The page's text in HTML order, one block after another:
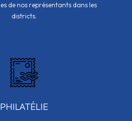
de nos représentants dans les
districts.
PHILATÉLIE